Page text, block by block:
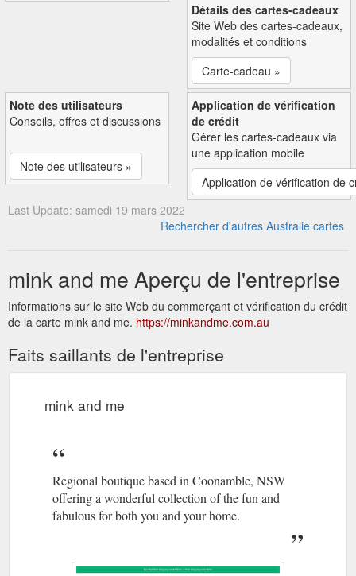
Détails des cartes-cadeaux
Site Web des cartes-cadeaux,
modalités et conditions
Carte-cadeau »
Note des utilisateurs
Conseils, offres et discussions
Note des utilisateurs »
Application de vérification
de crédit
Gérer les cartes-cadeaux via
une application mobile
Application de vérification de
Last Update: samedi 19 mars 2022
Rechercher d'autres Australie cartes
mink and me Aperçu de l'entreprise
Informations sur le site Web du commerçant et vérification du crédit
de la carte mink and me. https://minkandme.com.au
Faits saillants de l'entreprise
mink and me
Regional boutique based in Coonamble, NSW
offering a wonderful collection of the fun and
fabulous for both you and your home.